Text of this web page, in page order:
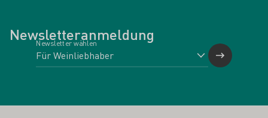
Newsletteranmeldung
Newsletter wählen